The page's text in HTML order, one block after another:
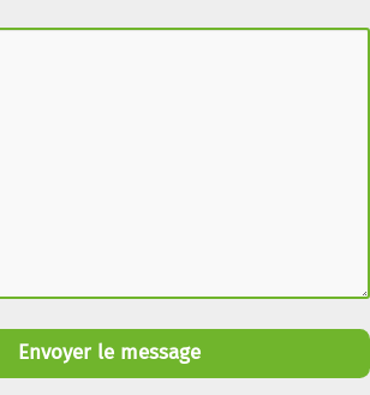
Envoyer le message